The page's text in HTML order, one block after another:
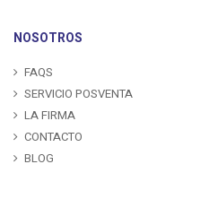
NOSOTROS
FAQS
SERVICIO POSVENTA
LA FIRMA
CONTACTO
BLOG